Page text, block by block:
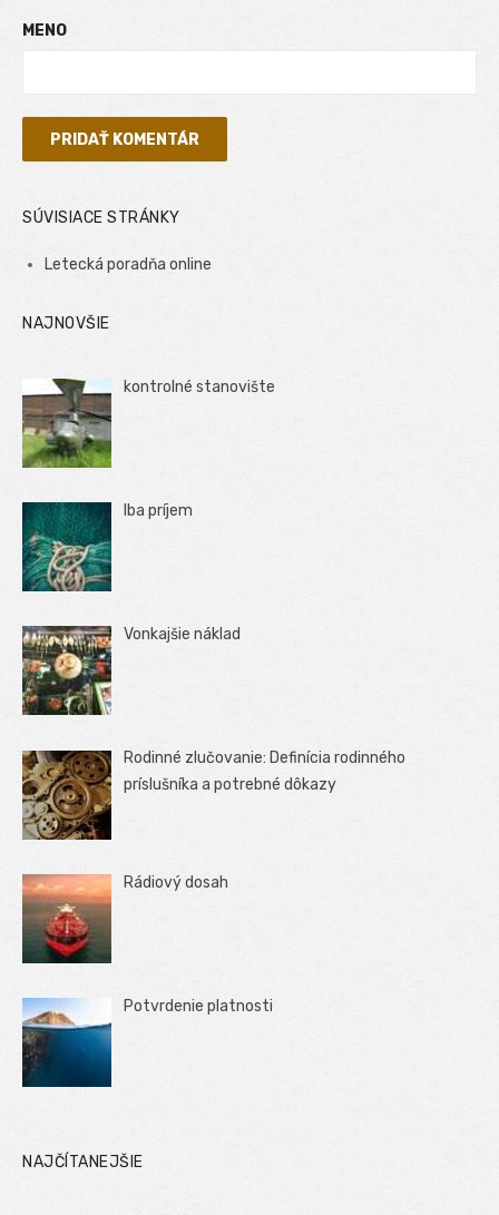
MENO
SÚVISIACE STRÁNKY
Letecká poradňa online
NAJNOVŠIE
kontrolné stanovište
Iba príjem
Vonkajšie náklad
Rodinné zlučovanie: Definícia rodinného
príslušníka a potrebné dôkazy
Rádiový dosah
Potvrdenie platnosti
NAJČÍTANEJŠIE